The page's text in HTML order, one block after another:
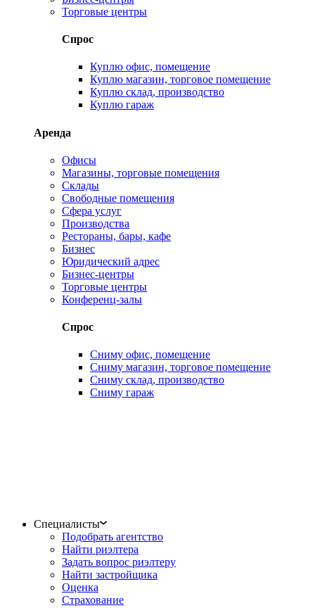
Торговые центры
Спрос
Куплю офис, помещение
Куплю магазин, торговое помещение
Куплю склад, производство
Куплю гараж
Аренда
Офисы
Магазины, торговые помещения
Склады
Свободные помещения
Сфера услуг
Производства
Рестораны, бары, кафе
Бизнес
Юридический адрес
Бизнес-центры
Торговые центры
Конференц-залы
Спрос
Сниму офис, помещение
Сниму магазин, торговое помещение
Сниму склад, производство
Сниму гараж
Специалисты
Подобрать агентство
Найти риэлтера
Задать вопрос риэлтеру
Найти застройщика
Оценка
Страхование